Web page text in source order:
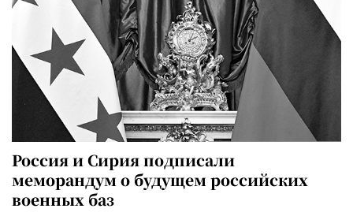
Россия и Сирия подписали
меморандум о будущем российских
военных баз